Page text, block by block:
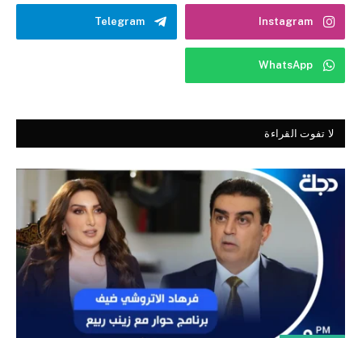
Instagram
Telegram
WhatsApp
لا تفوت القراءة